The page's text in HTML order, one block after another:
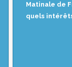
Lettre